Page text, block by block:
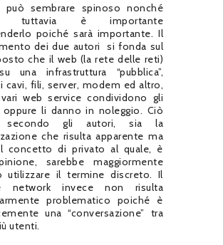
sembrare spinoso nonché
tuttavia è importante
poiché sarà importante. Il
dei due autori
si fonda sul
che il web (la rete delle reti)
una infrastruttura “pubblica”,
cavi, fili, server, modem ed altro,
web service condividono gli
oppure li danno in noleggio. Ciò
secondo gli autori, sia la
che risulta apparente ma
concetto di privato al quale, è
sarebbe maggiormente
utilizzare il termine discreto. Il
network invece non risulta
problematico poiché è
una “conversazione” tra
utenti.